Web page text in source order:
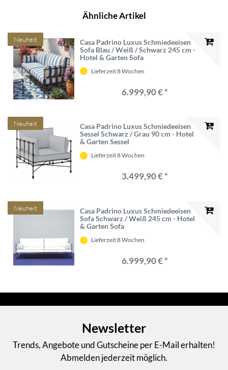
Ähnliche Artikel
Neuheit
Casa Padrino Luxus Schmiedeeisen
Sofa Blau / Weiß / Schwarz 245 cm -
Hotel & Garten Sofa
Lieferzeit 8 Wochen
6.999,90 € *
Neuheit
Casa Padrino Luxus Schmiedeeisen
Sessel Schwarz / Grau 90 cm - Hotel
& Garten Sessel
Lieferzeit 8 Wochen
3.499,90 € *
Neuheit
Casa Padrino Luxus Schmiedeeisen
Sofa Schwarz / Weiß 245 cm - Hotel
& Garten Sofa
Lieferzeit 8 Wochen
6.999,90 € *
Newsletter
Trends, Angebote und Gutscheine per E-Mail erhalten!
Abmelden jederzeit möglich.